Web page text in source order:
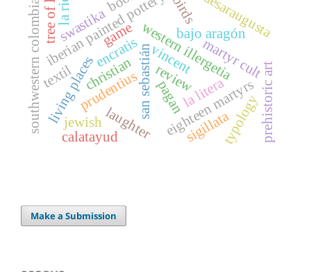
bajo aragón
western illergetia
san sebastián la litera
iberian painted potterybirds
prudentius
caesaraugusta
martyr cult
encratis vincent
eighteen martyrs
southwestern colombialiving places review
game
laughter prehistoric art
sigillatatypology
pagan
christian
jewish
swastika
tree of life
calatayud
textil
Make a Submission